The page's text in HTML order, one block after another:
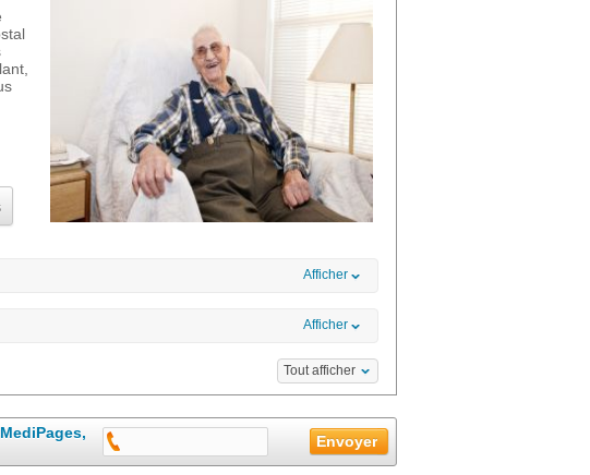
Afficher
Afficher
Tout afficher